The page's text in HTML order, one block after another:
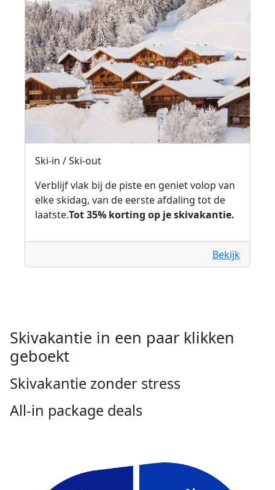
Ski-in / Ski-out
Verblijf vlak bij de piste en geniet volop van
elke skidag, van de eerste afdaling tot de
laatste.Tot 35% korting op je skivakantie.
Bekijk
Skivakantie in een paar klikken
geboekt
Skivakantie zonder stress
All-in package deals